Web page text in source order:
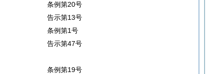
条例第20号
告示第13号
条例第1号
告示第47号
条例第19号